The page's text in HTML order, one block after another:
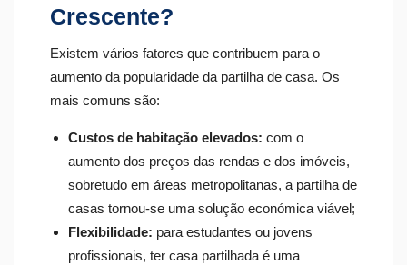
Crescente?
Existem vários fatores que contribuem para o
aumento da popularidade da partilha de casa. Os
mais comuns são:
Custos de habitação elevados: com o
aumento dos preços das rendas e dos imóveis,
sobretudo em áreas metropolitanas, a partilha de
casas​ tornou-se uma solução económica viável;
Flexibilidade: para estudantes ou jovens
profissionais, ter casa partilhada é uma